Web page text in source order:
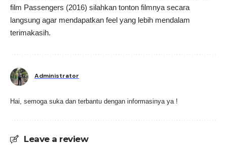
film Passengers (2016) silahkan tonton filmnya secara
langsung agar mendapatkan feel yang lebih mendalam
terimakasih.
Administrator
Hai, semoga suka dan terbantu dengan informasinya ya !
Leave a review